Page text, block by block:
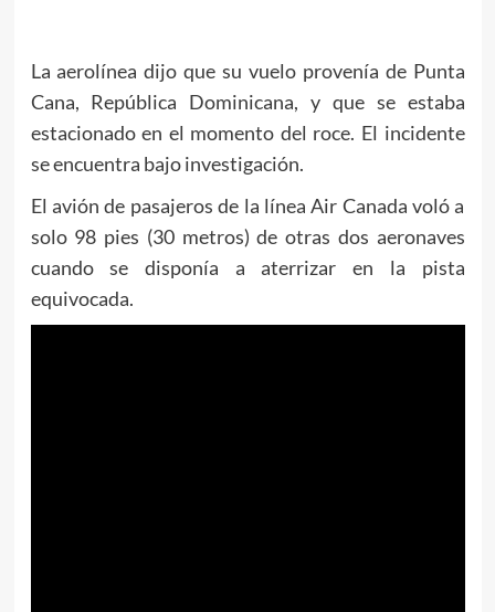
La aerolínea dijo que su vuelo provenía de Punta
Cana, República Dominicana, y que se estaba
estacionado en el momento del roce. El incidente
se encuentra bajo investigación.
El avión de pasajeros de la línea Air Canada voló a
solo 98 pies (30 metros) de otras dos aeronaves
cuando se disponía a aterrizar en la pista
equivocada.